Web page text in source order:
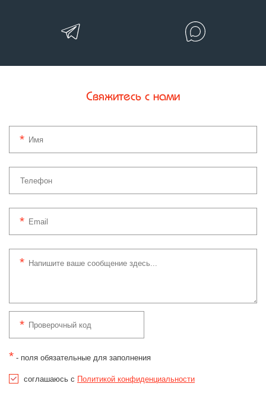
Свяжитесь с нами
* - поля обязательные для заполнения
соглашаюсь с Политикой конфиденциальности